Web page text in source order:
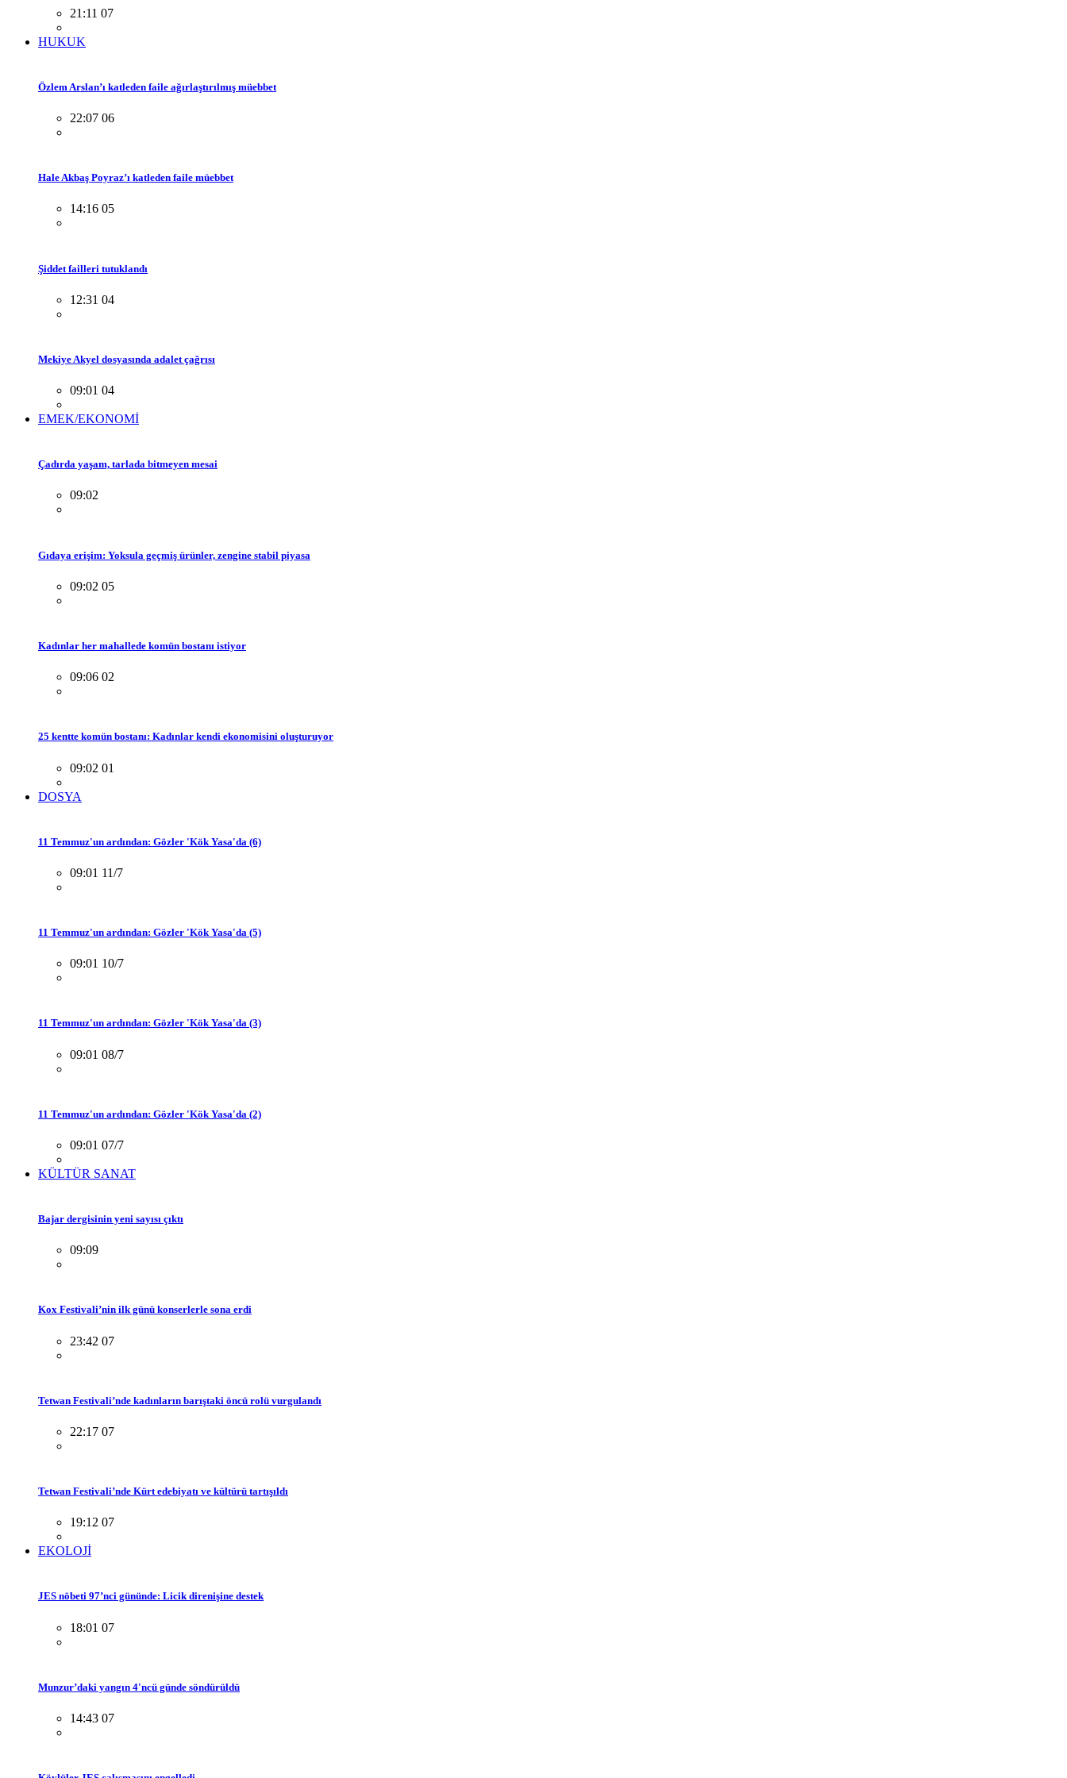
21:11 07
HUKUK
Özlem Arslan’ı katleden faile ağırlaştırılmış müebbet
22:07 06
Hale Akbaş Poyraz’ı katleden faile müebbet
14:16 05
Şiddet failleri tutuklandı
12:31 04
Mekiye Akyel dosyasında adalet çağrısı
09:01 04
EMEK/EKONOMİ
Çadırda yaşam, tarlada bitmeyen mesai
09:02
Gıdaya erişim: Yoksula geçmiş ürünler, zengine stabil piyasa
09:02 05
Kadınlar her mahallede komün bostanı istiyor
09:06 02
25 kentte komün bostanı: Kadınlar kendi ekonomisini oluşturuyor
09:02 01
DOSYA
11 Temmuz'un ardından: Gözler 'Kök Yasa'da (6)
09:01 11/7
11 Temmuz'un ardından: Gözler 'Kök Yasa'da (5)
09:01 10/7
11 Temmuz'un ardından: Gözler 'Kök Yasa'da (3)
09:01 08/7
11 Temmuz'un ardından: Gözler 'Kök Yasa'da (2)
09:01 07/7
KÜLTÜR SANAT
Bajar dergisinin yeni sayısı çıktı
09:09
Kox Festivali’nin ilk günü konserlerle sona erdi
23:42 07
Tetwan Festivali’nde kadınların barıştaki öncü rolü vurgulandı
22:17 07
Tetwan Festivali’nde Kürt edebiyatı ve kültürü tartışıldı
19:12 07
EKOLOJİ
JES nöbeti 97’nci gününde: Licik direnişine destek
18:01 07
Munzur’daki yangın 4'ncü günde söndürüldü
14:43 07